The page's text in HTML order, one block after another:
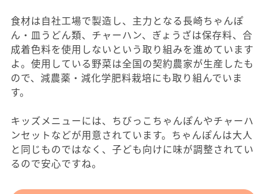
食材は自社工場で製造し、主力となる長崎ちゃんぽ
ん・皿うどん類、チャーハン、ぎょうざは保存料、合
成着色料を使用しないという取り組みを進めています
よ。使用している野菜は全国の契約農家が生産したも
ので、減農薬・減化学肥料栽培にも取り組んでいま
す。
キッズメニューには、ちびっこちゃんぽんやチャーハ
ンセットなどが用意されています。ちゃんぽんは大人
と同じものではなく、子ども向けに味が調整されてい
るので安心ですね。